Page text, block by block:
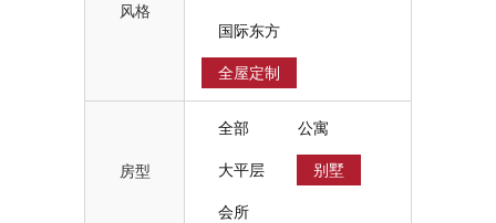
风格
国际东方
全屋定制
房型
全部 公寓
大平层 别墅
会所